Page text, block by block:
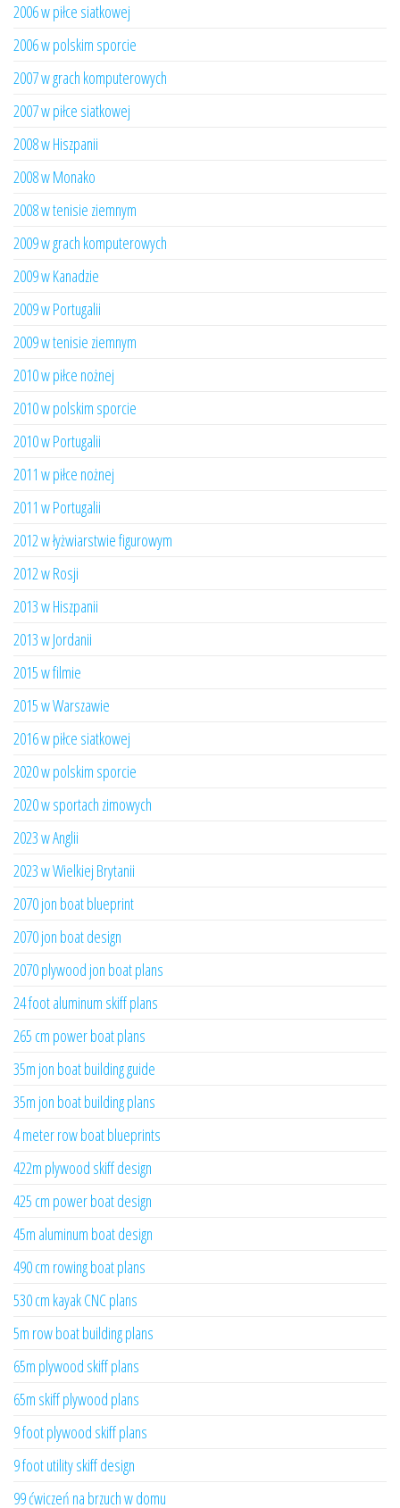
2006 w piłce siatkowej
2006 w polskim sporcie
2007 w grach komputerowych
2007 w piłce siatkowej
2008 w Hiszpanii
2008 w Monako
2008 w tenisie ziemnym
2009 w grach komputerowych
2009 w Kanadzie
2009 w Portugalii
2009 w tenisie ziemnym
2010 w piłce nożnej
2010 w polskim sporcie
2010 w Portugalii
2011 w piłce nożnej
2011 w Portugalii
2012 w łyżwiarstwie figurowym
2012 w Rosji
2013 w Hiszpanii
2013 w Jordanii
2015 w filmie
2015 w Warszawie
2016 w piłce siatkowej
2020 w polskim sporcie
2020 w sportach zimowych
2023 w Anglii
2023 w Wielkiej Brytanii
2070 jon boat blueprint
2070 jon boat design
2070 plywood jon boat plans
24 foot aluminum skiff plans
265 cm power boat plans
35m jon boat building guide
35m jon boat building plans
4 meter row boat blueprints
422m plywood skiff design
425 cm power boat design
45m aluminum boat design
490 cm rowing boat plans
530 cm kayak CNC plans
5m row boat building plans
65m plywood skiff plans
65m skiff plywood plans
9 foot plywood skiff plans
9 foot utility skiff design
99 ćwiczeń na brzuch w domu